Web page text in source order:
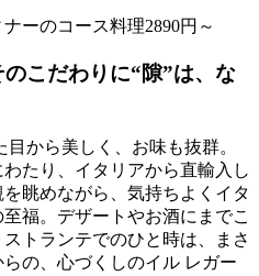
ーのコース料理2890円～
こだわりに“隙”は、な
から美しく、お味も抜群。
たり、イタリアから直輸入し
眺めながら、気持ちよくイタ
福。デザートやお酒にまでこ
トランテでのひと時は、まさ
の、心づくしのイル レガー